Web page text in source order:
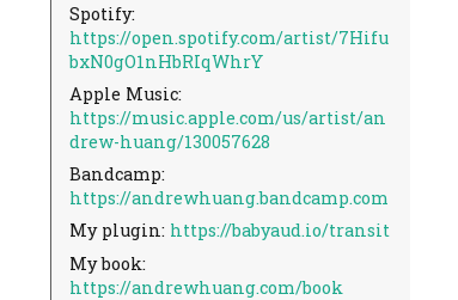
Spotify:
https://open.spotify.com/artist/7Hifu
bxN0gO1nHbRIqWhrY
Apple Music:
https://music.apple.com/us/artist/an
drew-huang/130057628
Bandcamp:
https://andrewhuang.bandcamp.com
My plugin: https://babyaud.io/transit
My book:
https://andrewhuang.com/book